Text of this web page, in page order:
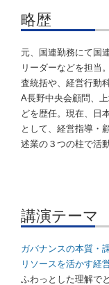
略歴
元、国連勤務にて国
リーダーなどを担当
査統括や、経営行動
A長野中央会顧問、
どを歴任。現在、日
として、経営指導・
述業の３つの柱で活動
講演テーマ
ガバナンスの本質・
リソースを活かす経
ふわっとした理解で